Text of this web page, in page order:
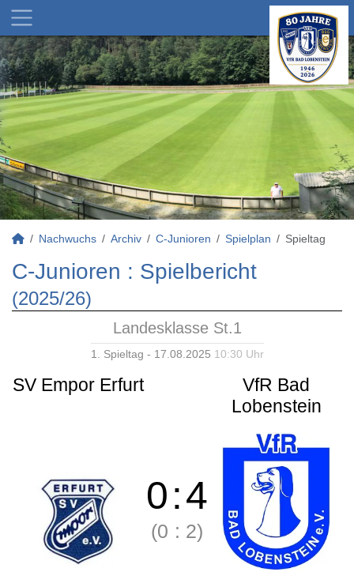
Nachwuchs Archiv C-Junioren Spielplan Spieltag
C-Junioren : Spielbericht
(2025/26)
Landesklasse St.1
1. Spieltag - 17.08.2025 10:30 Uhr
SV Empor Erfurt
VfR Bad
Lobenstein
0:4
(0 : 2)